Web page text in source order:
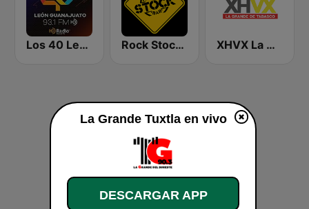
Los 40 León Rock Stock Bar XHVX La Grande de Tabasco 89.7 FM
La Grande Tuxtla en vivo
DESCARGAR APP